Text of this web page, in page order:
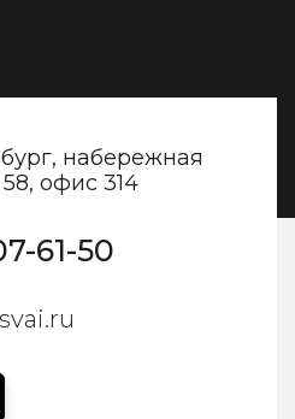
набережная
офис 314
61-50